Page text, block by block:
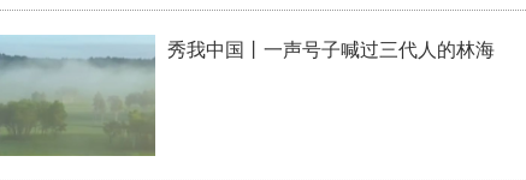
秀我中国丨一声号子喊过三代人的林海